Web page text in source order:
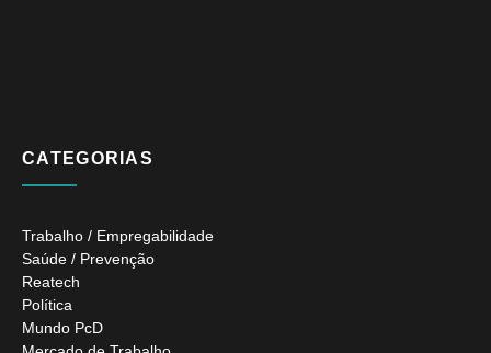
CATEGORIAS
Trabalho / Empregabilidade
Saúde / Prevenção
Reatech
Política
Mundo PcD